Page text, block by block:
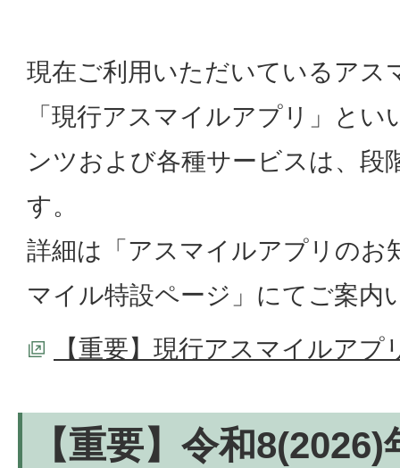
現在ご利用いただいているアス
「現行アスマイルアプリ」と
ンツおよび各種サービスは、段
す。
詳細は「アスマイルアプリのお
マイル特設ページ」にてご案内
【重要】現行アスマイルアプ
【重要】令和